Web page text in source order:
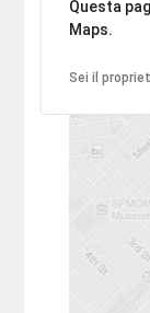
Questa
Maps.
Sei il